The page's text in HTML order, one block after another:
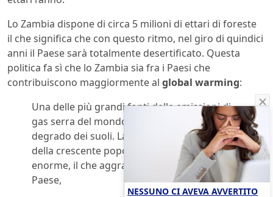
Lo Zambia dispone di circa 5 milioni di ettari di foreste
il che significa che con questo ritmo, nel giro di quindici
anni il Paese sarà totalmente desertificato. Questa
politica fa sì che lo Zambia sia fra i Paesi che
contribuiscono maggiormente al global warming:
Una delle più grandi fonti delle emissioni di
gas serra del mondo è la deforestazione ed il
degrado dei suoli. La domanda di carbone
della crescente popolazione urbana è
enorme, il che aggrava la deforestazione nel
Paese,
NESSUNO CI AVEVA AVVERTITO